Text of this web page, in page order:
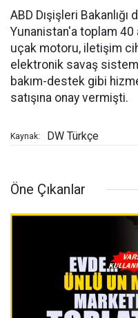
ABD Dışişleri Bakanlığı
Yunanistan'a toplam 40
uçak motoru, iletişim
elektronik savaş
bakım-destek gibi
satışına onay vermişti.
Kaynak: DW Türkçe
Öne Çıkanlar